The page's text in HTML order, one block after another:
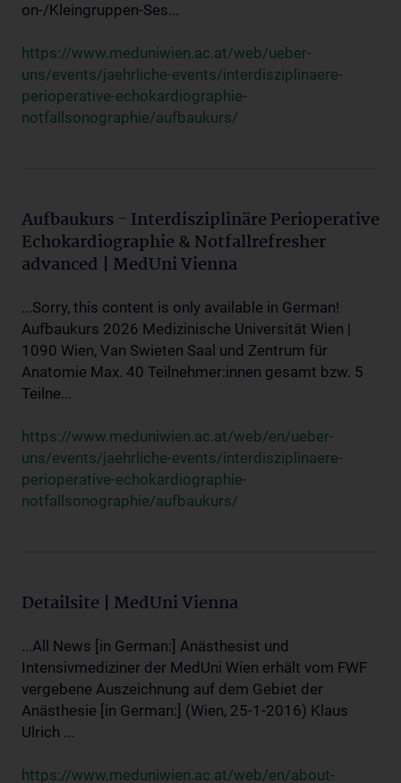
on-/Kleingruppen-Ses...
https://www.meduniwien.ac.at/web/ueber-
uns/events/jaehrliche-events/interdisziplinaere-
perioperative-echokardiographie-
notfallsonographie/aufbaukurs/
Aufbaukurs - Interdisziplinäre Perioperative
Echokardiographie & Notfallrefresher
advanced | MedUni Vienna
...Sorry, this content is only available in German!
Aufbaukurs 2026 Medizinische Universität Wien |
1090 Wien, Van Swieten Saal und Zentrum für
Anatomie Max. 40 Teilnehmer:innen gesamt bzw. 5
Teilne...
https://www.meduniwien.ac.at/web/en/ueber-
uns/events/jaehrliche-events/interdisziplinaere-
perioperative-echokardiographie-
notfallsonographie/aufbaukurs/
Detailsite | MedUni Vienna
...All News [in German:] Anästhesist und
Intensivmediziner der MedUni Wien erhält vom FWF
vergebene Auszeichnung auf dem Gebiet der
Anästhesie [in German:] (Wien, 25-1-2016) Klaus
Ulrich ...
https://www.meduniwien.ac.at/web/en/about-